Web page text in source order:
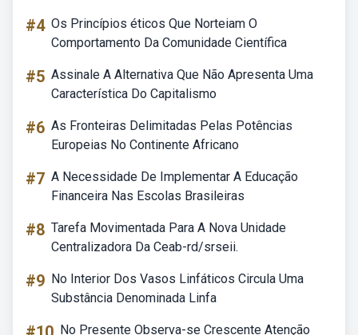
#4 Os Princípios éticos Que Norteiam O
Comportamento Da Comunidade Científica
#5 Assinale A Alternativa Que Não Apresenta Uma
Característica Do Capitalismo
#6 As Fronteiras Delimitadas Pelas Potências
Europeias No Continente Africano
#7 A Necessidade De Implementar A Educação
Financeira Nas Escolas Brasileiras
#8 Tarefa Movimentada Para A Nova Unidade
Centralizadora Da Ceab-rd/srseii.
#9 No Interior Dos Vasos Linfáticos Circula Uma
Substância Denominada Linfa
No Presente Observa-se Crescente Atenção